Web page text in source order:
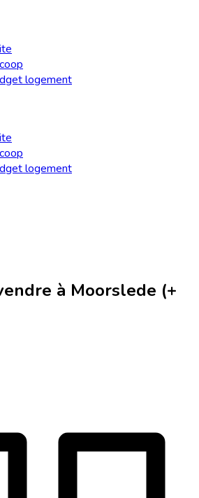
logement
logement
à Moorslede (+